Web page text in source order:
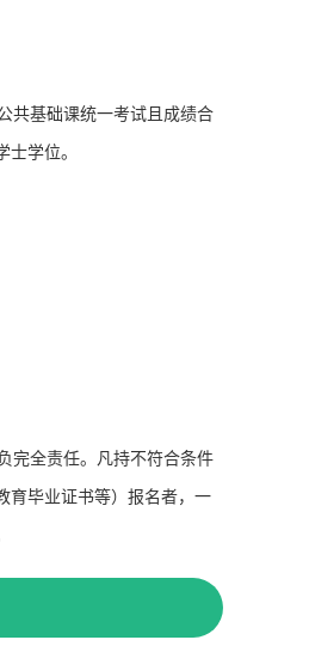
共基础课统一考试且成绩合
学位。
完全责任。凡持不符合条件
育毕业证书等）报名者，一